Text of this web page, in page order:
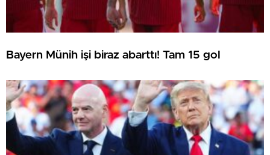
Bayern Münih işi biraz abarttı! Tam 15 gol